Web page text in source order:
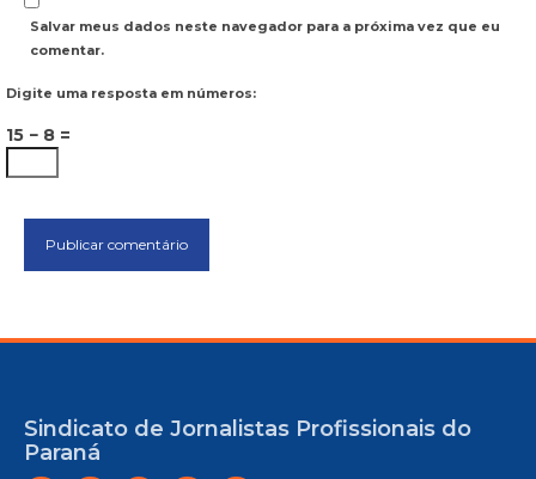
Salvar meus dados neste navegador para a próxima vez que eu
comentar.
Digite uma resposta em números:
15 − 8 =
Sindicato de Jornalistas Profissionais do
Paraná